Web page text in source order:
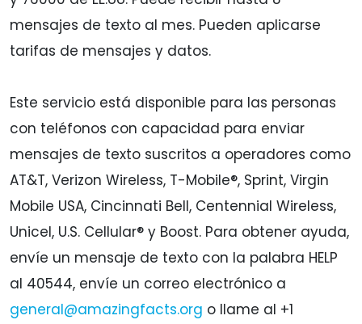
mensajes de texto al mes. Pueden aplicarse
tarifas de mensajes y datos.
Este servicio está disponible para las personas
con teléfonos con capacidad para enviar
mensajes de texto suscritos a operadores como
AT&T, Verizon Wireless, T-Mobile®, Sprint, Virgin
Mobile USA, Cincinnati Bell, Centennial Wireless,
Unicel, U.S. Cellular® y Boost. Para obtener ayuda,
envíe un mensaje de texto con la palabra HELP
al 40544, envíe un correo electrónico a
general@amazingfacts.org o llame al +1